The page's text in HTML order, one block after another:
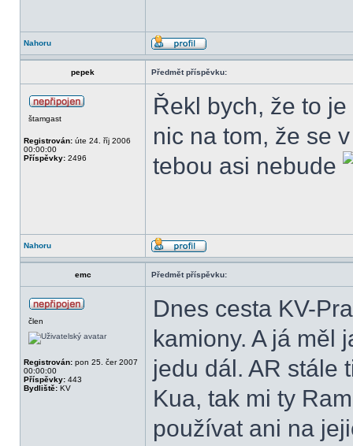
Nahoru
pepek Předmět příspěvku:
štamgast
Registrován: úte 24. říj 2006
00:00:00
Příspěvky: 2496
Řekl bych, že to
nic na tom, že se
tebou asi nebude
Nahoru
emc Předmět příspěvku:
člen
Registrován: pon 25. čer 2007
00:00:00
Příspěvky: 443
Bydliště: KV
Dnes cesta KV-
kamiony. A já měl
jedu dál. AR stále
Kua, tak mi ty
používat ani na